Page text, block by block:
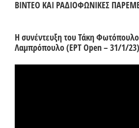
ΒΙΝΤΕΟ ΚΑΙ ΡΑΔΙΟΦΩΝΙΚΕΣ
Η συνέντευξη του Τάκη
Λαμπρόπουλο (ΕΡΤ Open – 31/1/23)